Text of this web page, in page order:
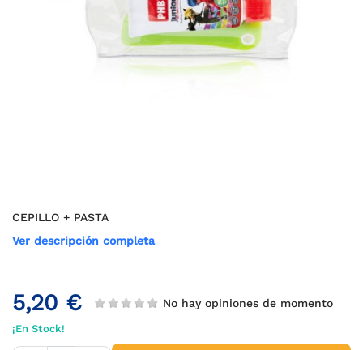
CEPILLO + PASTA
Ver descripción completa
5,20 € No hay opiniones de momento
¡En Stock!